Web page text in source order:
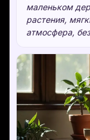
маленьком
растения,
атмосфера,